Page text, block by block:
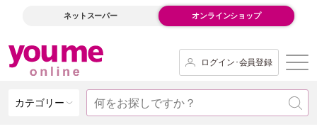
ネットスーパー オンラインショップ
ログイン･会員登録
カテゴリー